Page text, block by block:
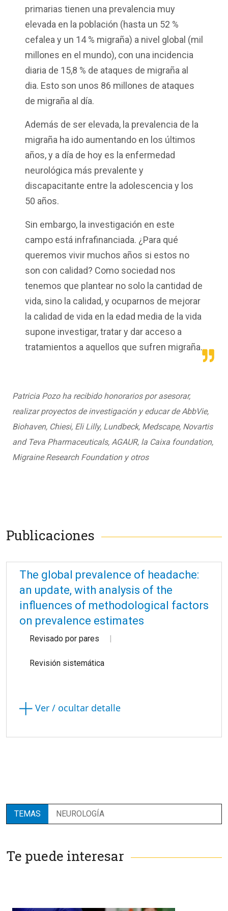
primarias tienen una prevalencia muy
elevada en la población (hasta un 52 %
cefalea y un 14 % migraña) a nivel global (mil
millones en el mundo), con una incidencia
diaria de 15,8 % de ataques de migraña al
dia. Esto son unos 86 millones de ataques
de migraña al día.
Además de ser elevada, la prevalencia de la
migraña ha ido aumentando en los últimos
años, y a día de hoy es la enfermedad
neurológica más prevalente y
discapacitante entre la adolescencia y los
50 años.
Sin embargo, la investigación en este
campo está infrafinanciada. ¿Para qué
queremos vivir muchos años si estos no
son con calidad? Como sociedad nos
tenemos que plantear no solo la cantidad de
vida, sino la calidad, y ocuparnos de mejorar
la calidad de vida en la edad media de la vida
supone investigar, tratar y dar acceso a
tratamientos a aquellos que sufren migraña.
Patricia Pozo ha recibido honorarios por asesorar,
realizar proyectos de investigación y educar de AbbVie,
Biohaven, Chiesi, Eli Lilly, Lundbeck, Medscape, Novartis
and Teva Pharmaceuticals, AGAUR, la Caixa foundation,
Migraine Research Foundation y otros
Publicaciones
The global prevalence of headache:
an update, with analysis of the
influences of methodological factors
on prevalence estimates
Revisado por pares
Revisión sistemática
Ver / ocultar detalle
TEMAS NEUROLOGÍA
Te puede interesar